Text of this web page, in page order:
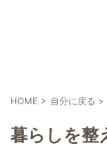
HOME > 自分に戻る >
暮らしを整